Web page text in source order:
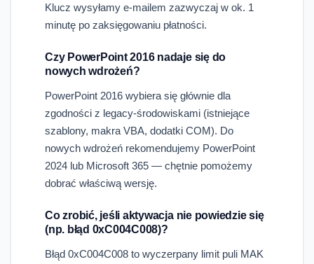
Klucz wysyłamy e-mailem zazwyczaj w ok. 1
minutę po zaksięgowaniu płatności.
Czy PowerPoint 2016 nadaje się do
nowych wdrożeń?
PowerPoint 2016 wybiera się głównie dla
zgodności z legacy-środowiskami (istniejące
szablony, makra VBA, dodatki COM). Do
nowych wdrożeń rekomendujemy PowerPoint
2024 lub Microsoft 365 — chętnie pomożemy
dobrać właściwą wersję.
Co zrobić, jeśli aktywacja nie powiedzie się
(np. błąd 0xC004C008)?
Błąd 0xC004C008 to wyczerpany limit puli MAK